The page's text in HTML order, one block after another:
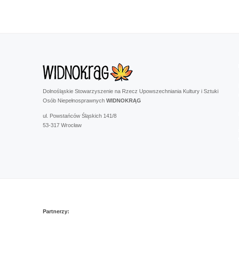
Dolnośląskie Stowarzyszenie na Rzecz Upowszechniania Kultury i Sztuki
Osób Niepełnosprawnych WIDNOKRĄG
ul. Powstańców Śląskich 141/8
53-317 Wrocław
Partnerzy: